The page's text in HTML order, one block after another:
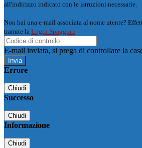
all'indirizzo indicato con le istruzioni necessarie.
Non hai una e-mail associata al nome utente?
tramite la Login Spaggiari
E-mail inviata, si prega di controllare la
Errore
Chiudi
Successo
Chiudi
Informazione
Chiudi